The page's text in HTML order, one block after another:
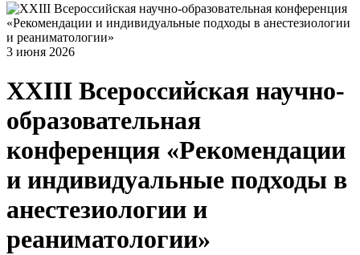
3 июня 2026
XXIII Всероссийская научно-
образовательная
конференция «Рекомендации
и индивидуальные подходы в
анестезиологии и
реаниматологии»